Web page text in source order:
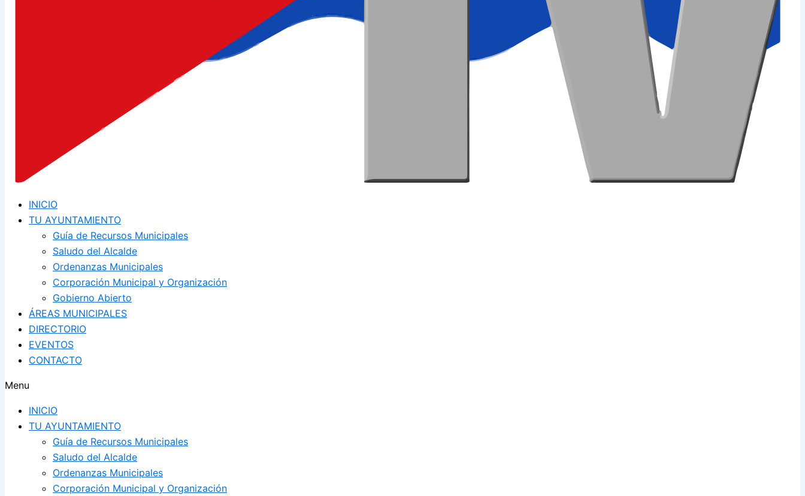
INICIO
TU AYUNTAMIENTO
Guía de Recursos Municipales
Saludo del Alcalde
Ordenanzas Municipales
Corporación Municipal y Organización
Gobierno Abierto
ÁREAS MUNICIPALES
DIRECTORIO
EVENTOS
CONTACTO
Menu
INICIO
TU AYUNTAMIENTO
Guía de Recursos Municipales
Saludo del Alcalde
Ordenanzas Municipales
Corporación Municipal y Organización